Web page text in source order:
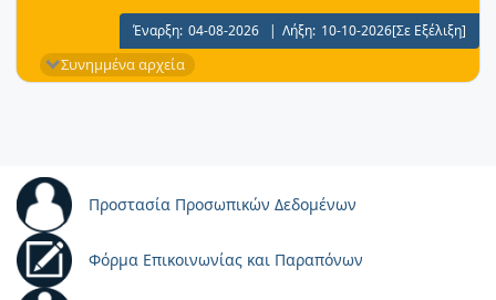
Έναρξη: 04-08-2026 | Λήξη: 10-10-2026[Σε Εξέλιξη]
Συνημμένα αρχεία
Προστασία Προσωπικών Δεδομένων
Φόρμα Επικοινωνίας και Παραπόνων